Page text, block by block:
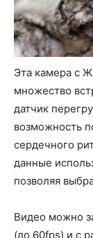
Эта камера с
множество
датчик
возможность
сердечного
данные
позволяя
Видео можно
(до 60fps) и с